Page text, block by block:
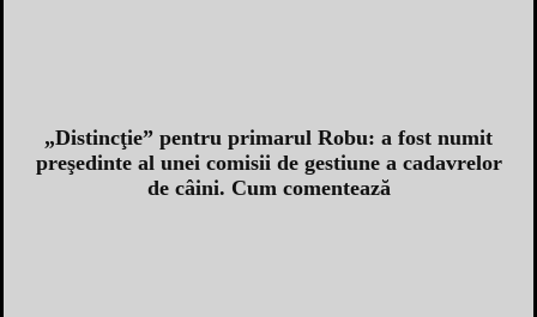
„Distincţie” pentru primarul Robu: a fost numit
preşedinte al unei comisii de gestiune a cadavrelor
de câini. Cum comentează